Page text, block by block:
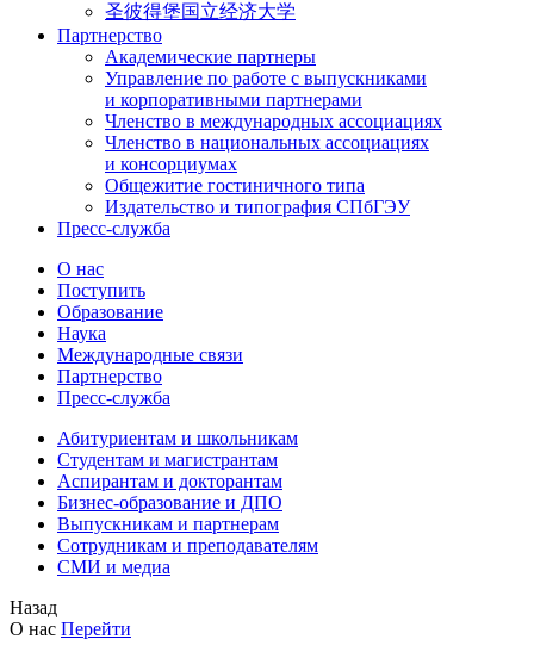
圣彼得堡国立经济大学
Партнерство
Академические партнеры
Управление по работе с выпускниками
и корпоративными партнерами
Членство в международных ассоциациях
Членство в национальных ассоциациях
и консорциумах
Общежитие гостиничного типа
Издательство и типография СПбГЭУ
Пресс-служба
О нас
Поступить
Образование
Наука
Международные связи
Партнерство
Пресс-служба
Абитуриентам и школьникам
Студентам и магистрантам
Аспирантам и докторантам
Бизнес-образование и ДПО
Выпускникам и партнерам
Сотрудникам и преподавателям
СМИ и медиа
Назад
О нас Перейти